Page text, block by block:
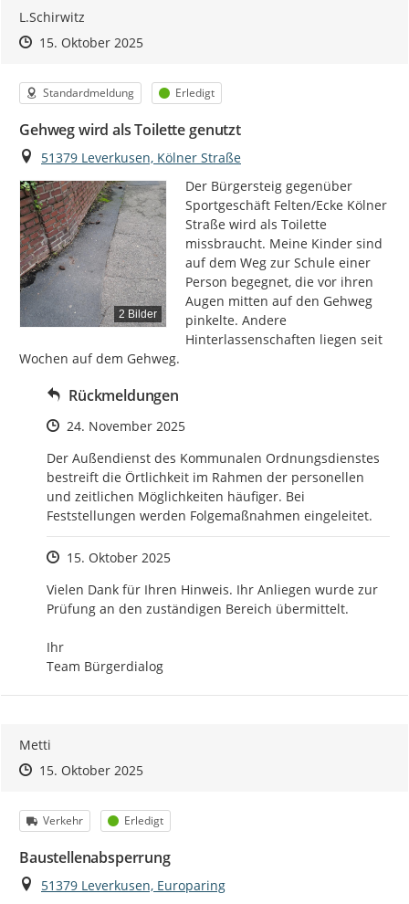
L.Schirwitz
Zeitpunkt des Erstellens
Zeitpunkt des Erstellens
15. Oktober 2025Zur Äußerung
Kategorie
Standardmeldung Status
Erledigt
Gehweg wird als Toilette genutzt
Ort
51379 Leverkusen, Kölner Straße
2 Bilder
Der Bürgersteig gegenüber
Sportgeschäft Felten/Ecke Kölner
Straße wird als Toilette
missbraucht. Meine Kinder sind
auf dem Weg zur Schule einer
Person begegnet, die vor ihren
Augen mitten auf den Gehweg
pinkelte. Andere
Hinterlassenschaften liegen seit
Wochen auf dem Gehweg.
Rückmeldungen
Zeitpunkt des Erstellens
24. November 2025
Der Außendienst des Kommunalen Ordnungsdienstes
bestreift die Örtlichkeit im Rahmen der personellen
und zeitlichen Möglichkeiten häufiger. Bei
Feststellungen werden Folgemaßnahmen eingeleitet.
Zeitpunkt des Erstellens
15. Oktober 2025
Vielen Dank für Ihren Hinweis. Ihr Anliegen wurde zur
Prüfung an den zuständigen Bereich übermittelt.
Ihr
Team Bürgerdialog
Metti
Zeitpunkt des Erstellens
Zeitpunkt des Erstellens
15. Oktober 2025Zur Äußerung
Kategorie
Verkehr Status
Erledigt
Baustellenabsperrung
Ort
51379 Leverkusen, Europaring